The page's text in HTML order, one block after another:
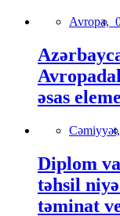
Avropa,
əsas
Cəmiyyət,
Diplom
təhsil
təminat